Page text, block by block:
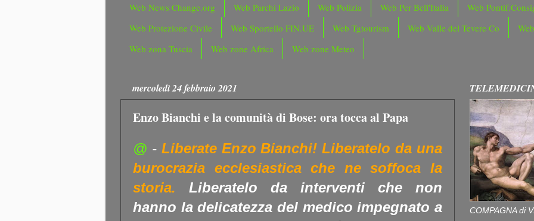
Web News Change.org
Web Parchi Lazio Web Polizia Web Per Bell'Italia
Web
Web Protezione Civile
Web Sportello FIN.UE Web Tgtourism Web Valle del Tevere Co
Web zona Tuscia
Web zone Africa Web zone Meteo
mercoledì 24 febbraio 2021
Enzo Bianchi e la comunità di Bose: ora tocca al Papa
@ - Liberate Enzo Bianchi! Liberatelo da una
burocrazia ecclesiastica che ne soffoca la
storia. Liberatelo da interventi che non
hanno la delicatezza del medico impegnato a
COMPAGNA di